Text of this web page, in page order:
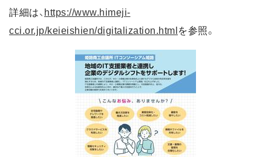
詳細は、 https://www.himeji-
cci.or.jp/keieishien/digitalization.html を参照。